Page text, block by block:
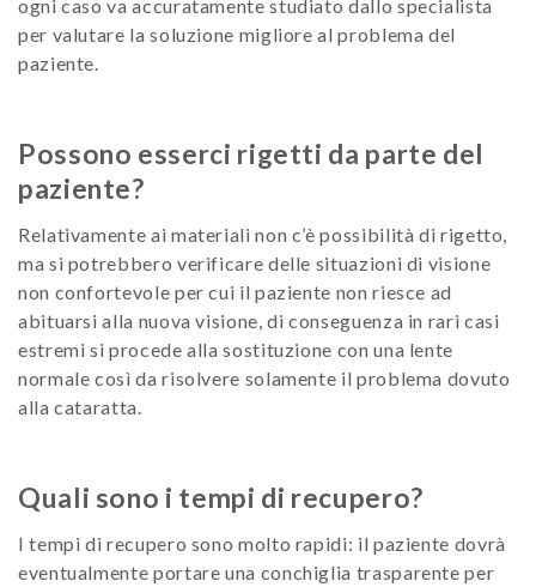
ogni caso va accuratamente studiato dallo specialista
per valutare la soluzione migliore al problema del
paziente.
Possono esserci rigetti da parte del
paziente?
Relativamente ai materiali non c’è possibilità di rigetto,
ma si potrebbero verificare delle situazioni di visione
non confortevole per cui il paziente non riesce ad
abituarsi alla nuova visione, di conseguenza in rari casi
estremi si procede alla sostituzione con una lente
normale così da risolvere solamente il problema dovuto
alla cataratta.
Quali sono i tempi di recupero?
I tempi di recupero sono molto rapidi: il paziente dovrà
eventualmente portare una conchiglia trasparente per